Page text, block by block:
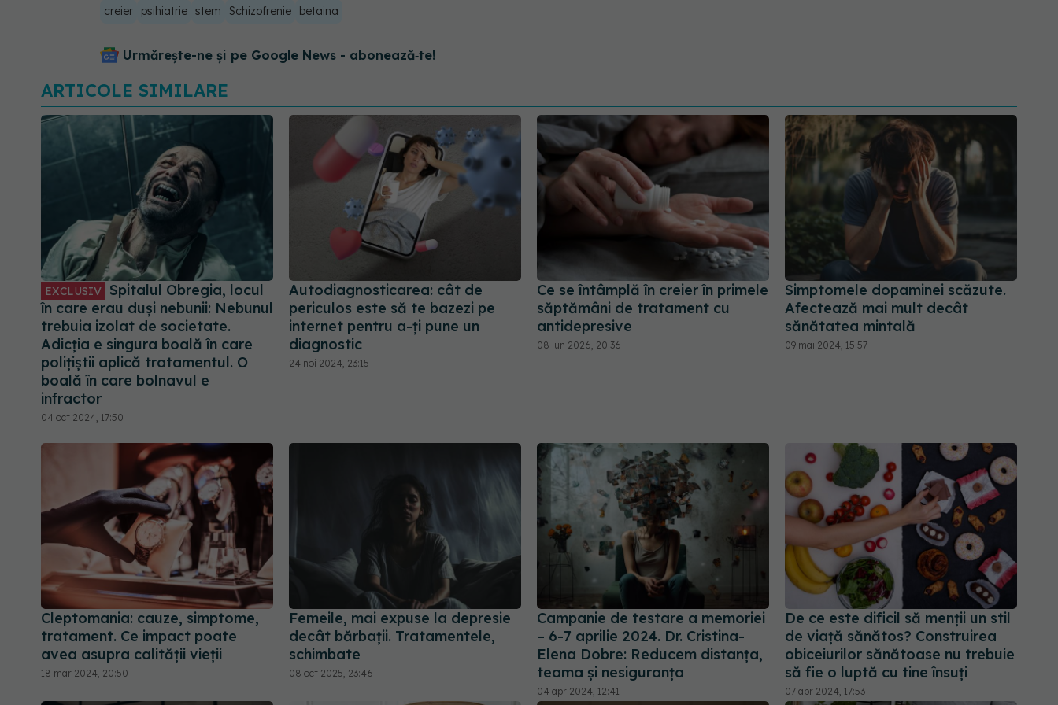
creier psihiatrie stem Schizofrenie betaina
Urmărește-ne și pe Google News - abonează‑te!
ARTICOLE SIMILARE
EXCLUSIV Spitalul Obregia, locul
în care erau duși nebunii: Nebunul
trebuia izolat de societate.
Adicția e singura boală în care
polițiștii aplică tratamentul. O
boală în care bolnavul e
infractor
04 oct 2024, 17:50
Autodiagnosticarea: cât de
periculos este să te bazezi pe
internet pentru a-ți pune un
diagnostic
24 noi 2024, 23:15
Ce se întâmplă în creier în primele
săptămâni de tratament cu
antidepresive
08 iun 2026, 20:36
Simptomele dopaminei scăzute.
Afectează mai mult decât
sănătatea mintală
09 mai 2024, 15:57
Cleptomania: cauze, simptome,
tratament. Ce impact poate
avea asupra calității vieții
18 mar 2024, 20:50
Femeile, mai expuse la depresie
decât bărbații. Tratamentele,
schimbate
08 oct 2025, 23:46
Campanie de testare a memoriei
– 6-7 aprilie 2024. Dr. Cristina-
Elena Dobre: Reducem distanța,
teama și nesiguranța
04 apr 2024, 12:41
De ce este dificil să menții un stil
de viață sănătos? Construirea
obiceiurilor sănătoase nu trebuie
să fie o luptă cu tine însuți
07 apr 2024, 17:53